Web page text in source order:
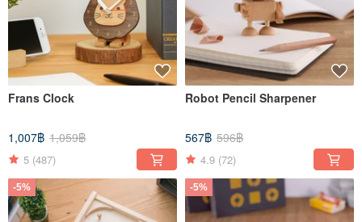
Frans Clock
1,007฿ 1,059฿
5 (487)
Robot Pencil Sharpener
567฿ 596฿
4.9 (72)
-5% -5%